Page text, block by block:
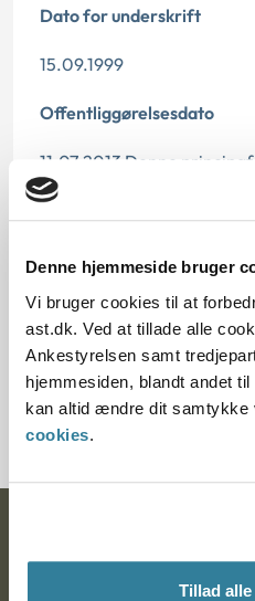
Denne hjemmeside bruger
Vi bruger cookies til at
ast.dk. Ved at tillade alle
Ankestyrelsen samt
hjemmesiden, blandt andet
kan altid ændre dit samtykke
cookies.
Tillad
Dato for underskrift
15.09.1999
Offentliggørelsesdato
11.07.2013 Denne
marts 2014, da den er
11-14.
Paragraf
§ 112 § 16 § 58
Journalnummer
300152-99